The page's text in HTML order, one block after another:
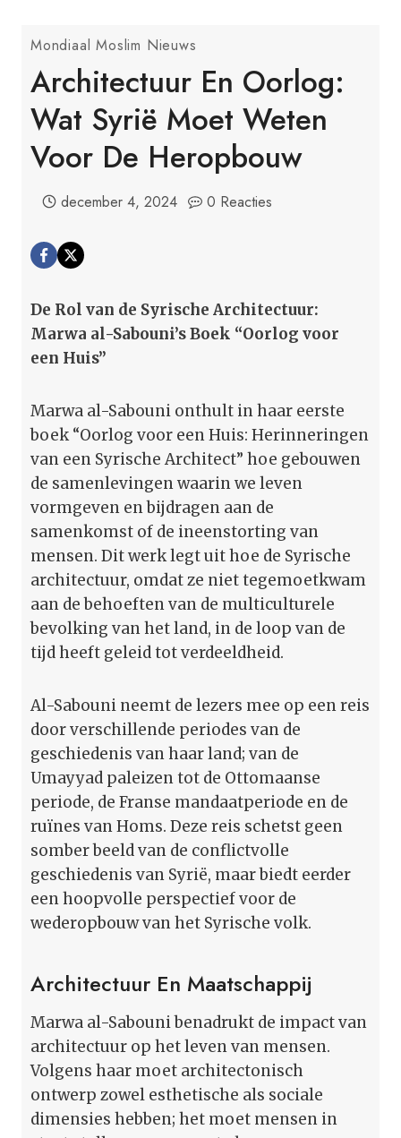
Mondiaal Moslim Nieuws
Architectuur En Oorlog:
Wat Syrië Moet Weten
Voor De Heropbouw
december 4, 2024 0 Reacties
De Rol van de Syrische Architectuur:
Marwa al-Sabouni’s Boek “Oorlog voor
een Huis”
Marwa al-Sabouni onthult in haar eerste
boek “Oorlog voor een Huis: Herinneringen
van een Syrische Architect” hoe gebouwen
de samenlevingen waarin we leven
vormgeven en bijdragen aan de
samenkomst of de ineenstorting van
mensen. Dit werk legt uit hoe de Syrische
architectuur, omdat ze niet tegemoetkwam
aan de behoeften van de multiculturele
bevolking van het land, in de loop van de
tijd heeft geleid tot verdeeldheid.
Al-Sabouni neemt de lezers mee op een reis
door verschillende periodes van de
geschiedenis van haar land; van de
Umayyad paleizen tot de Ottomaanse
periode, de Franse mandaatperiode en de
ruïnes van Homs. Deze reis schetst geen
somber beeld van de conflictvolle
geschiedenis van Syrië, maar biedt eerder
een hoopvolle perspectief voor de
wederopbouw van het Syrische volk.
Architectuur En Maatschappij
Marwa al-Sabouni benadrukt de impact van
architectuur op het leven van mensen.
Volgens haar moet architectonisch
ontwerp zowel esthetische als sociale
dimensies hebben; het moet mensen in